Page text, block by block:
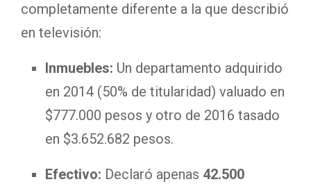
completamente diferente a la que describió
en televisión:
Inmuebles: Un departamento adquirido
en 2014 (50% de titularidad) valuado en
$777.000 pesos y otro de 2016 tasado
en $3.652.682 pesos.
Efectivo: Declaró apenas 42.500